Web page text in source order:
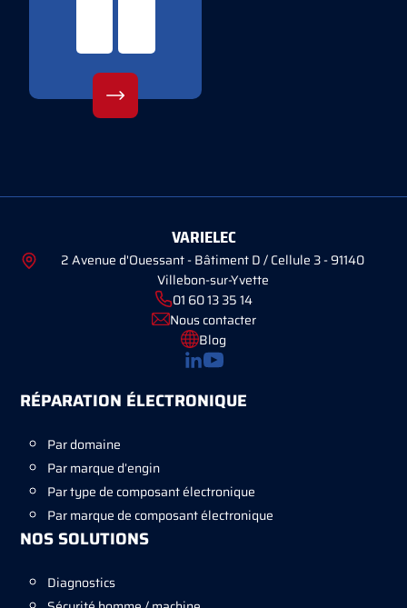
VARIELEC
2 Avenue d'Ouessant - Bâtiment D / Cellule 3 - 91140
Villebon-sur-Yvette
01 60 13 35 14
Nous contacter
Blog
RÉPARATION ÉLECTRONIQUE
Par domaine
Par marque d’engin
Par type de composant électronique
Par marque de composant électronique
NOS SOLUTIONS
Diagnostics